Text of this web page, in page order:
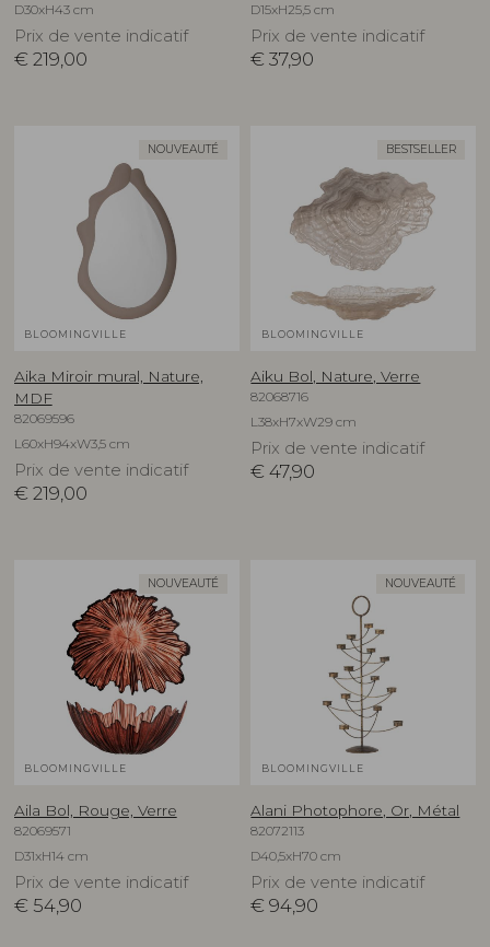
D30xH43 cm
Prix de vente indicatif
€ 219,00
D15xH25,5 cm
Prix de vente indicatif
€ 37,90
NOUVEAUTÉ
BLOOMINGVILLE
Aika Miroir mural, Nature,
MDF
82069596
L60xH94xW3,5 cm
Prix de vente indicatif
€ 219,00
BESTSELLER
BLOOMINGVILLE
Aiku Bol, Nature, Verre
82068716
L38xH7xW29 cm
Prix de vente indicatif
€ 47,90
NOUVEAUTÉ
BLOOMINGVILLE
Aila Bol, Rouge, Verre
82069571
D31xH14 cm
Prix de vente indicatif
€ 54,90
NOUVEAUTÉ
BLOOMINGVILLE
Alani Photophore, Or, Métal
82072113
D40,5xH70 cm
Prix de vente indicatif
€ 94,90